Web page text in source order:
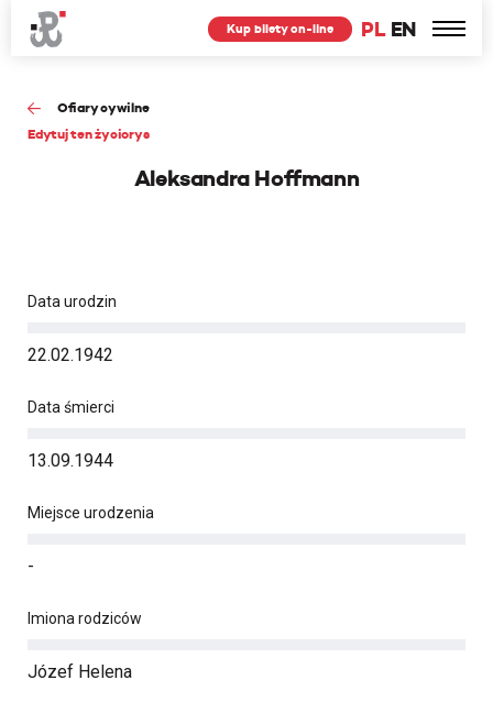
PL EN
Kup bilety on-line
Ofiary cywilne
Edytuj ten życiorys
Aleksandra Hoffmann
Data urodzin
22.02.1942
Data śmierci
13.09.1944
Miejsce urodzenia
-
Imiona rodziców
Józef Helena